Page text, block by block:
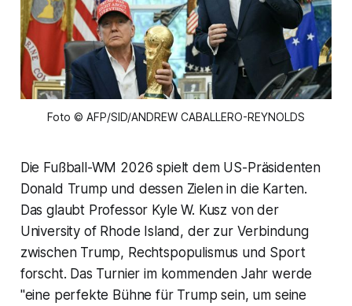
Foto © AFP/SID/ANDREW CABALLERO-REYNOLDS
Die Fußball-WM 2026 spielt dem US-Präsidenten
Donald Trump und dessen Zielen in die Karten.
Das glaubt Professor Kyle W. Kusz von der
University of Rhode Island, der zur Verbindung
zwischen Trump, Rechtspopulismus und Sport
forscht. Das Turnier im kommenden Jahr werde
"eine perfekte Bühne für Trump sein, um seine